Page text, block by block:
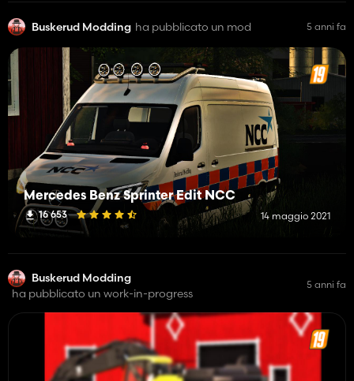
Buskerud Modding ha pubblicato un mod 5 anni fa
Mercedes Benz Sprinter Edit NCC
16 653 14 maggio 2021
Buskerud Modding
ha pubblicato un work-in-progress
5 anni fa